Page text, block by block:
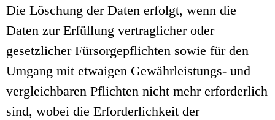
Die Löschung der Daten erfolgt, wenn die
Daten zur Erfüllung vertraglicher oder
gesetzlicher Fürsorgepflichten sowie für den
Umgang mit etwaigen Gewährleistungs- und
vergleichbaren Pflichten nicht mehr erforderlich
sind, wobei die Erforderlichkeit der